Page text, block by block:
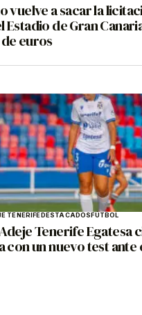
vuelve a sacar la
Estadio de Gran
euros
TENERIFEDESTACADOSFÚTBOL
Tenerife Egatesa
con un nuevo test